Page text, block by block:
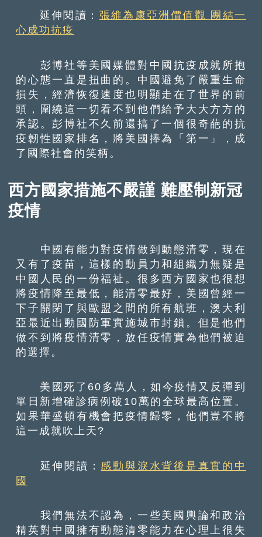
延伸閱讀： 張維為康亞洲價值觀 團結一
心成功抗疫
彭博社等美國媒體對中國抗疫成就所抱
的心態一直是扭曲的。中國避免了嚴重生命
損失，經濟恢復速度也明顯走在了世界的前
頭，圍繞這一切看不到他們給予大大方方的
承認。彭博社不久前還搞了一個很奇葩的抗
疫韌性國家排名，將美國捧為「第一」，成
了國際社會的笑柄。
西方國家措施不嚴謹 難壓制新冠
疫情
中國有能力對疫情做到動態清零，現在
又有了疫苗，這樣的動員力和組織力無疑是
中國人民的一份福祉。很多西方國家也很想
將疫情降至最低，能清零最好，美國曾經一
下子關閉了與歐盟之間的所有航班，澳大利
亞最近出動國防軍實施城市封鎖。但是他們
做不到將疫情清零，放任疫情實為他們被迫
的選擇。
美國死了60多萬人，如今疫情又反彈到
單日新增確診病例破10萬的全球最高位置。
如果華盛頓有機會把疫情歸零，他們豈不將
這一成就吹上天?
延伸閱讀： 感動與淚水背後是真實的中
國
我們無法不認為，一些美國輿論和政治
精英對中國擁有動態清零能力在心理上很失